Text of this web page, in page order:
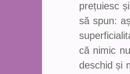
prețuiesc
să spun:
că nimic
deschid și